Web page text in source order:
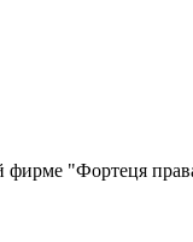
фирме "Фортеця